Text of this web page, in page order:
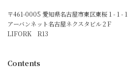
〒461-0005 愛知県名古屋市東区東桜 1 - 1 - 1
アーバンネット名古屋ネクスタビル２F
LIFORK R13
Contents